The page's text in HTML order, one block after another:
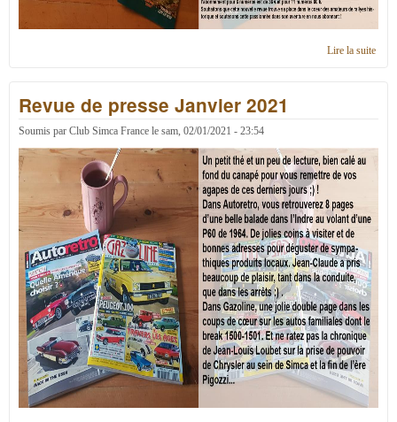
Lire la suitede
Revue de presse Janvier 2021
Soumis par Club Simca France le sam, 02/01/2021 - 23:54